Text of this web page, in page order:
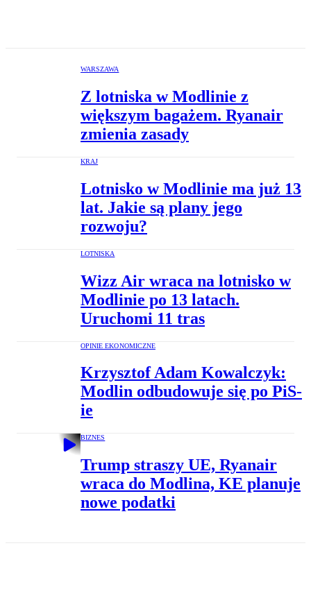
WARSZAWA
Z lotniska w Modlinie z
większym bagażem. Ryanair
zmienia zasady
KRAJ
Lotnisko w Modlinie ma już 13
lat. Jakie są plany jego
rozwoju?
LOTNISKA
Wizz Air wraca na lotnisko w
Modlinie po 13 latach.
Uruchomi 11 tras
OPINIE EKONOMICZNE
Krzysztof Adam Kowalczyk:
Modlin odbudowuje się po PiS-
ie
BIZNES
Trump straszy UE, Ryanair
wraca do Modlina, KE planuje
nowe podatki